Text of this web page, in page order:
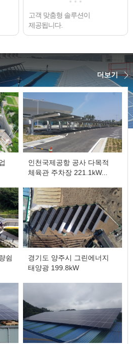
고객 맞춤형 솔루션이
제공됩니다.
더보기
인천국제공항 공사 다목적
체육관 주차장 221.1kW...
쉼
경기도 양주시 그린에너지
태양광 199.8kW